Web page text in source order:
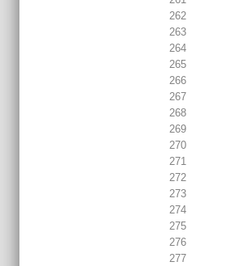
262
263
264
265
266
267
268
269
270
271
272
273
274
275
276
277